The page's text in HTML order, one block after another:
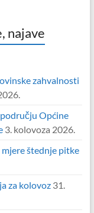
najave
zahvalnosti
Općine
3. kolovoza 2026.
štednje pitke
za kolovoz 31.